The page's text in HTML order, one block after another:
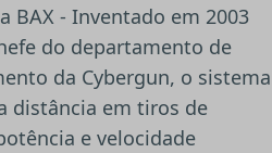
BAX - Inventado em 2003
do departamento de
da Cybergun, o sistema
distância em tiros de
e velocidade